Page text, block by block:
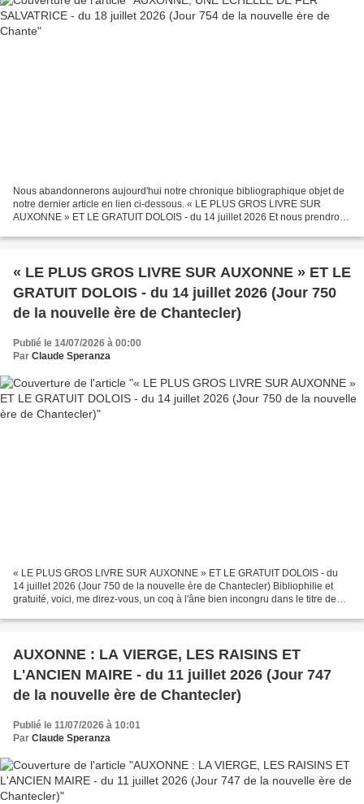
Nous abandonnerons aujourd'hui notre chronique bibliographique objet de
notre dernier article en lien ci-dessous. « LE PLUS GROS LIVRE SUR
AUXONNE » ET LE GRATUIT DOLOIS - du 14 juillet 2026 Et nous prendrons
« LE PLUS GROS LIVRE SUR AUXONNE » ET LE
GRATUIT DOLOIS - du 14 juillet 2026 (Jour 750
de la nouvelle ère de Chantecler)
Publié le 14/07/2026 à 00:00
Par Claude Speranza
« LE PLUS GROS LIVRE SUR AUXONNE » ET LE GRATUIT DOLOIS - du
14 juillet 2026 (Jour 750 de la nouvelle ère de Chantecler) Bibliophilie et
gratuité, voici, me direz-vous, un coq à l'âne bien incongru dans le titre de
AUXONNE : LA VIERGE, LES RAISINS ET
L'ANCIEN MAIRE - du 11 juillet 2026 (Jour 747
de la nouvelle ère de Chantecler)
Publié le 11/07/2026 à 10:01
Par Claude Speranza